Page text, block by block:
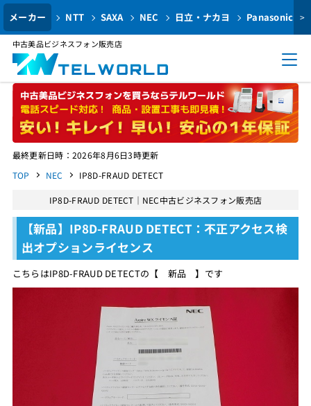
メーカー NTT SAXA NEC 日立・ナカヨ Panasonic >
中古美品ビジネスフォン販売店
最終更新日時：2026年8月6日3時更新
TOP
NEC IP8D-FRAUD DETECT
IP8D-FRAUD DETECT｜NEC中古ビジネスフォン販売店
【新品】IP8D-FRAUD DETECT：不正アクセス検
出オプションライセンス
こちらはIP8D-FRAUD DETECTの【 新品 】です